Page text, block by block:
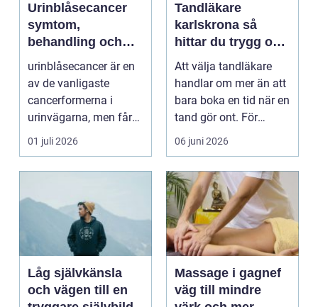
Urinblåsecancer
symtom,
behandling och
vägen vidare
urinblåsecancer är en
av de vanligaste
cancerformerna i
urinvägarna, men får
ofta mindre
uppmärksamh...
01 juli 2026
Tandläkare
karlskrona så
hittar du trygg och
långsiktig
tandvård
Att välja tandläkare
handlar om mer än att
bara boka en tid när en
tand gör ont. För
många är tandvå...
06 juni 2026
Låg självkänsla
och vägen till en
Massage i gagnef
väg till mindre